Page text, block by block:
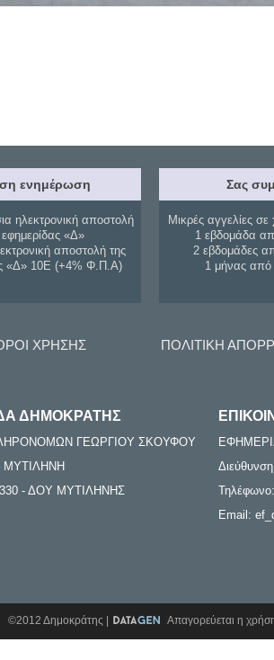
ενημέρωση
ηλεκτρονική αποστολή
εφημερίδας «Δ»
αποστολή της
«Δ» 10Ε (+4% Φ.Π.Α)
Σας
Μικρές αγγελίες σε
1 εβδομάδα
2 εβδομάδες
1 μήνας
ΧΡΗΣΗΣ ΠΟΛΙΤΙΚΗ
ΔΗΜΟΚΡΑΤΗΣ
ΓΕΩΡΓΙΟΥ ΣΚΟΥΦΟΥ
ΜΥΤΙΛΗΝΗ
- ΔΟΥ ΜΥΤΙΛΗΝΗΣ
Email:
©2012 Δημοκράτης | Απαγορεύεται η